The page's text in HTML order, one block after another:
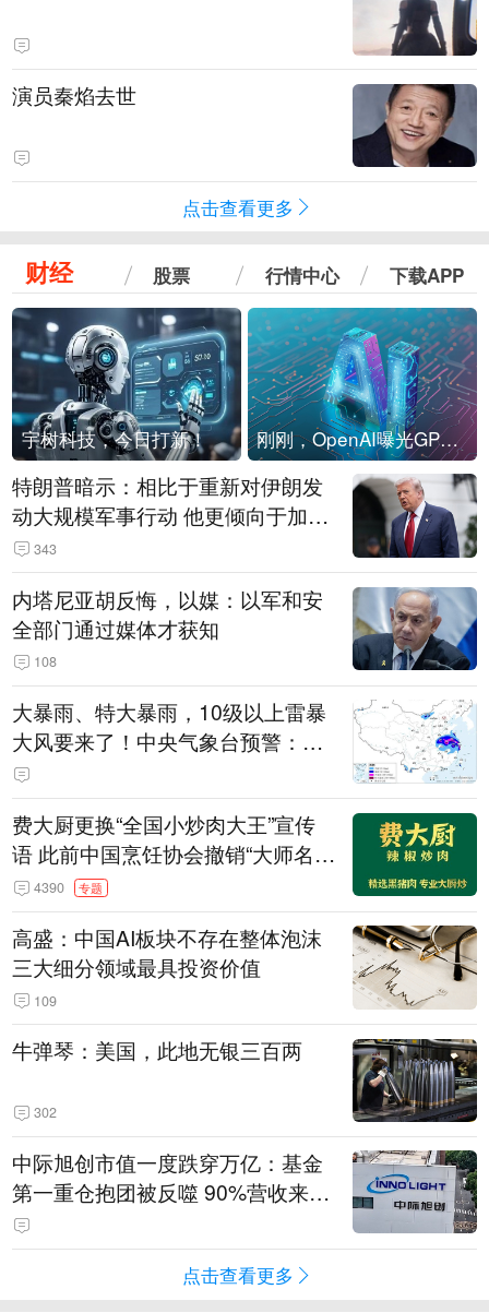
演员秦焰去世
点击查看更多
财经 股票 行情中心 下载APP
宇树科技，今日打新！ 刚刚，OpenAI曝光GPT-6！传10万亿参数，8月强行发布
特朗普暗示：相比于重新对伊朗发
动大规模军事行动 他更倾向于加大
经济施压
343
内塔尼亚胡反悔，以媒：以军和安
全部门通过媒体才获知
108
大暴雨、特大暴雨，10级以上雷暴
大风要来了！中央气象台预警：今
天到明天，浙江、安徽有特大暴雨
费大厨更换“全国小炒肉大王”宣传
语 此前中国烹饪协会撤销“大师名
师”等称号
4390 专题
高盛：中国AI板块不存在整体泡沫
三大细分领域最具投资价值
109
牛弹琴：美国，此地无银三百两
302
中际旭创市值一度跌穿万亿：基金
第一重仓抱团被反噬 90%营收来自
海外存压力
点击查看更多